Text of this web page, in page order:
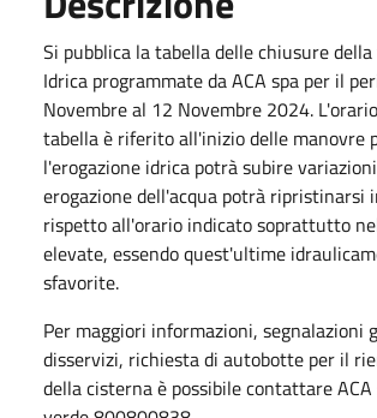
Si pubblica la tabella delle chiusure
Idrica programmate da ACA spa per il
Novembre al 12 Novembre 2024.
tabella è riferito all'inizio delle manovre
l'erogazione idrica potrà subire
erogazione dell'acqua potrà ripristinarsi
rispetto all'orario indicato soprattutto
elevate, essendo quest'ultime
sfavorite.
Per maggiori informazioni, segnalazioni
disservizi, richiesta di autobotte per il
della cisterna è possibile contattare